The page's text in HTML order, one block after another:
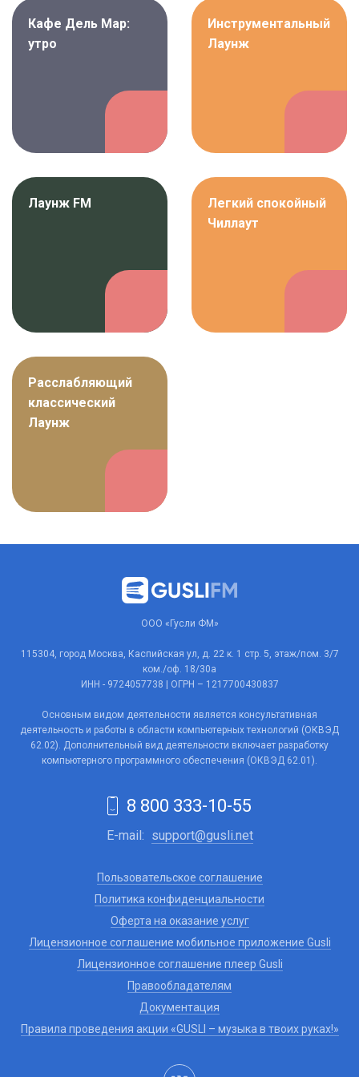
Кафе Дель Мар:
утро
Инструментальный
Лаунж
Лаунж FM
Легкий спокойный
Чиллаут
Расслабляющий
классический
Лаунж
ООО «Гусли ФМ»
115304, город Москва, Каспийская ул, д. 22 к. 1 стр. 5, этаж/пом. 3/7
ком./оф. 18/30а
ИНН - 9724057738 | ОГРН – 1217700430837
Основным видом деятельности является консультативная
деятельность и работы в области компьютерных технологий (ОКВЭД
62.02). Дополнительный вид деятельности включает разработку
компьютерного программного обеспечения (ОКВЭД 62.01).
8 800 333-10-55
E-mail: support@gusli.net
Пользовательское соглашение
Политика конфиденциальности
Оферта на оказание услуг
Лицензионное соглашение мобильное приложение Gusli
Лицензионное соглашение плеер Gusli
Правообладателям
Документация
Правила проведения акции «GUSLI – музыка в твоих руках!»